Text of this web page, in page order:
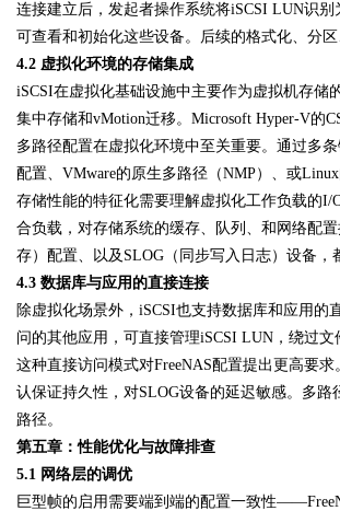
连接建立后，发起者操作系统将iSCSI LUN识
可查看和初始化这些设备。后续的格式化、分
4.2 虚拟化环境的存储集成
iSCSI在虚拟化基础设施中主要作为虚拟机存储
集中存储和vMotion迁移。Microsoft Hyper-V的
多路径配置在虚拟化环境中至关重要。通过多
配置、VMware的原生多路径（NMP）、或
存储性能的特征化需要理解虚拟化工作负载的
合负载，对存储系统的缓存、队列、和网络配置
存）配置、以及SLOG（同步写入日志）设备
4.3 数据库与应用的直接连接
除虚拟化场景外，iSCSI也支持数据库和应用的
问的其他应用，可直接管理iSCSI LUN，绕过
这种直接访问模式对FreeNAS配置提出更高要
认保证持久性，对SLOG设备的延迟敏感。多路
路径。
第五章：性能优化与故障排查
5.1 网络层的调优
巨型帧的启用需要端到端的配置一致性